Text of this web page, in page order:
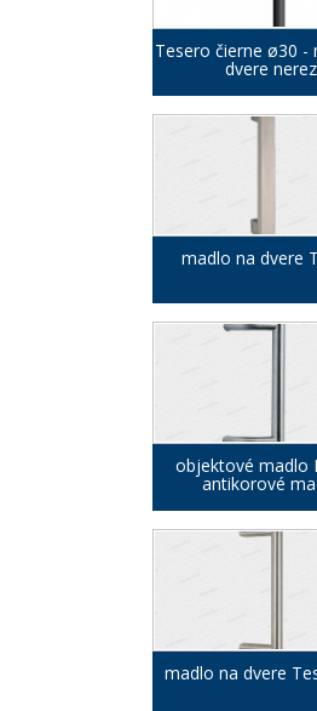
Tesero čierne ø30 -
dvere nerez
madlo na dvere
objektové madlo
antikorové
madlo na dvere